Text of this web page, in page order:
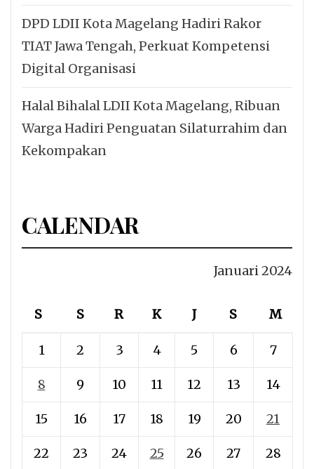
DPD LDII Kota Magelang Hadiri Rakor
TIAT Jawa Tengah, Perkuat Kompetensi
Digital Organisasi
Halal Bihalal LDII Kota Magelang, Ribuan
Warga Hadiri Penguatan Silaturrahim dan
Kekompakan
CALENDAR
Januari 2024
S S R K J S M
1 2 3 4 5 6 7
8 9 10 11 12 13 14
15 16 17 18 19 20 21
22 23 24 25 26 27 28